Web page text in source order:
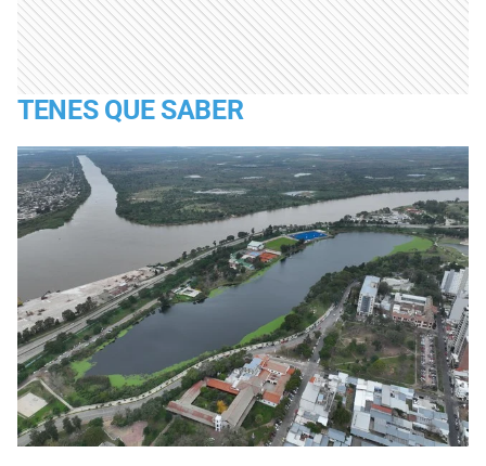
TENES QUE SABER